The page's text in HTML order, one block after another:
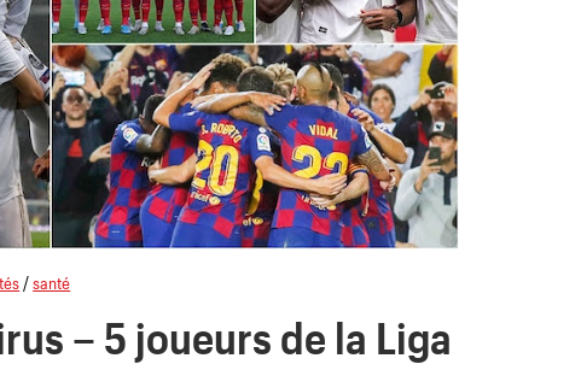
/santé
– 5 joueurs de la Liga